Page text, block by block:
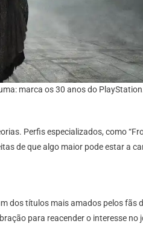
marca os 30 anos do
Perfis especializados, como
de que algo maior pode estar a
dos títulos mais amados pelos fãs
para reacender o interesse no